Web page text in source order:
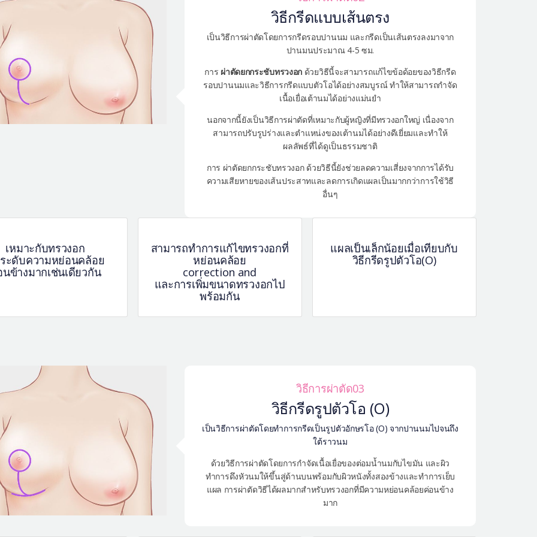
วิธีกรีดแบบเส้นตรง
เป็นวิธีการผ่าตัดโดยการกรีดรอบปานนม และกรีดเป็นเส้นตรงลงมาจาก
ปานมนประมาณ 4-5 ซม.
การ ผ่าตัดยกกระชับทรวงอก ด้วยวิธีนี้จะสามารถแก้ไขข้อด้อยของวิธีกรีด
รอบปานนมและวิธีการกรีดแบบตัวโอได้อย่างสมบูรณ์ ทำให้สามารถกำจัด
เนื้อเยื่อเต้านมได้อย่างแม่นยำ
นอกจากนี้ยังเป็นวิธีการผ่าตัดที่เหมาะกับผู้หญิงที่มีทรวงอกใหญ่ เนื่องจาก
สามารถปรับรูปร่างและตำแหน่งของเต้านมได้อย่างดีเยี่ยมและทำให้
ผลลัพธ์ที่ได้ดูเป็นธรรมชาติ
การ ผ่าตัดยกกระชับทรวงอก ด้วยวิธีนี้ยังช่วยลดความเสี่ยงจากการได้รับ
ความเสียหายของเส้นประสาทและลดการเกิดแผลเป็นมากกว่าการใช้วิธี
อื่นๆ
เหมาะกับทรวงอก
ะดับความหย่อนคล้อย
ข้างมากเช่นเดียวกัน
สามารถทำการแก้ไขทรวงอกที่
หย่อนคล้อย
correction and
และการเพิ่มขนาดทรวงอกไป
พร้อมกัน
แผลเป็นเล็กน้อยเมื่อเทียบกับ
วิธีกรีดรูปตัวโอ(O)
วิธีการผ่าตัด03
วิธีกรีดรูปตัวโอ (O)
เป็นวิธีการผ่าตัดโดยทำการกรีดเป็นรูปตัวอักษรโอ (O) จากปานนมไปจนถึง
ใต้ราวนม
ด้วยวิธีการผ่าตัดโดยการกำจัดเนื้อเยื่อของต่อมน้ำนมกับไขมัน และผิว
ทำการดึงหัวนมให้ขึ้นสู่ด้านบนพร้อมกับผิวหนังทั้งสองข้างและทำการเย็บ
แผล การผ่าตัดวิธีได้ผลมากสำหรับทรวงอกที่มีความหย่อนคล้อยค่อนข้าง
มาก